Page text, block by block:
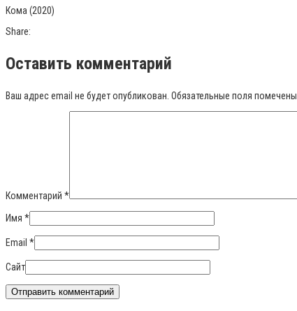
Кома (2020)
Share:
Оставить комментарий
Ваш адрес email не будет опубликован. Обязательные поля помечены
Комментарий *
Имя *
Email *
Сайт